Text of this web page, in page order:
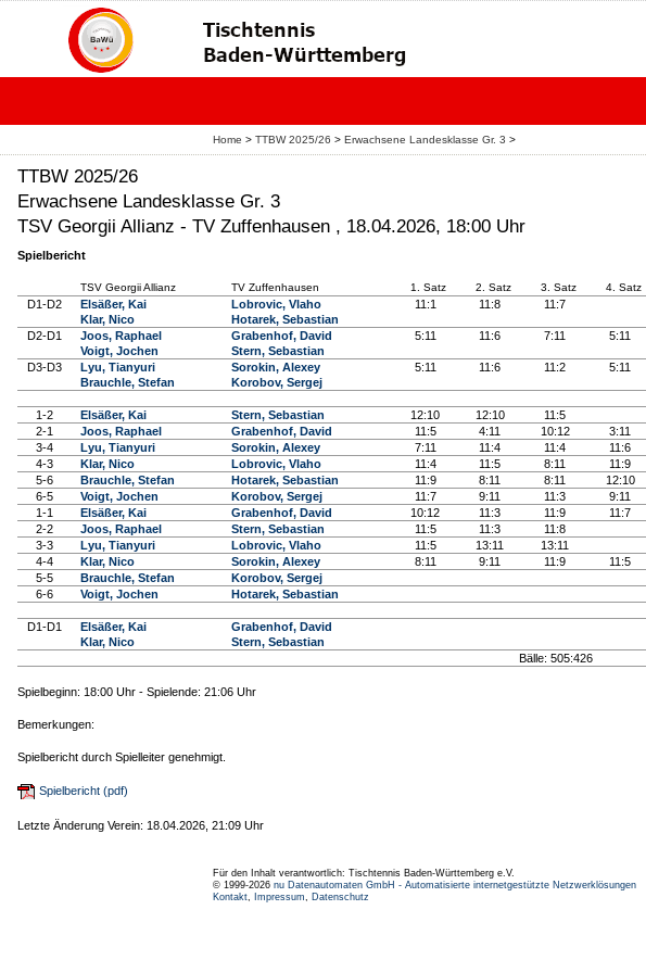
Home > TTBW 2025/26 > Erwachsene Landesklasse Gr. 3 >
TTBW 2025/26
Erwachsene Landesklasse Gr. 3
TSV Georgii Allianz - TV Zuffenhausen , 18.04.2026, 18:00 Uhr
Spielbericht
TSV Georgii Allianz TV Zuffenhausen 1. Satz 2. Satz 3. Satz 4. Satz
D1-D2
Elsäßer, Kai
Klar, Nico
Lobrovic, Vlaho
Hotarek, Sebastian
11:1 11:8 11:7
D2-D1
Joos, Raphael
Voigt, Jochen
Grabenhof, David
Stern, Sebastian
5:11 11:6 7:11 5:11
D3-D3
Lyu, Tianyuri
Brauchle, Stefan
Sorokin, Alexey
Korobov, Sergej
5:11 11:6 11:2 5:11
1-2 Elsäßer, Kai Stern, Sebastian 12:10 12:10 11:5
2-1
Joos, Raphael Grabenhof, David 11:5 4:11 10:12 3:11
3-4
Lyu, Tianyuri Sorokin, Alexey 7:11 11:4 11:4 11:6
4-3
Klar, Nico Lobrovic, Vlaho 11:4 11:5 8:11 11:9
5-6
Brauchle, Stefan Hotarek, Sebastian 11:9 8:11 8:11 12:10
6-5
Voigt, Jochen Korobov, Sergej 11:7 9:11 11:3 9:11
1-1
Elsäßer, Kai Grabenhof, David 10:12 11:3 11:9 11:7
2-2
Joos, Raphael Stern, Sebastian 11:5 11:3 11:8
3-3
Lyu, Tianyuri Lobrovic, Vlaho 11:5 13:11 13:11
4-4
Klar, Nico Sorokin, Alexey 8:11 9:11 11:9 11:5
5-5
Brauchle, Stefan
Korobov, Sergej
6-6
Voigt, Jochen Hotarek, Sebastian
D1-D1
Elsäßer, Kai
Klar, Nico
Grabenhof, David
Stern, Sebastian
Bälle: 505:426
Spielbeginn: 18:00 Uhr - Spielende: 21:06 Uhr
Bemerkungen:
Spielbericht durch Spielleiter genehmigt.
Spielbericht (pdf)
Letzte Änderung Verein: 18.04.2026, 21:09 Uhr
Für den Inhalt verantwortlich: Tischtennis Baden-Württemberg e.V.
© 1999-2026 nu Datenautomaten GmbH - Automatisierte internetgestützte Netzwerklösungen
Kontakt, Impressum, Datenschutz